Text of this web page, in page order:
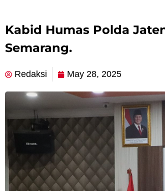
Kabid Humas Polda
Semarang.
Redaksi May 28, 2025